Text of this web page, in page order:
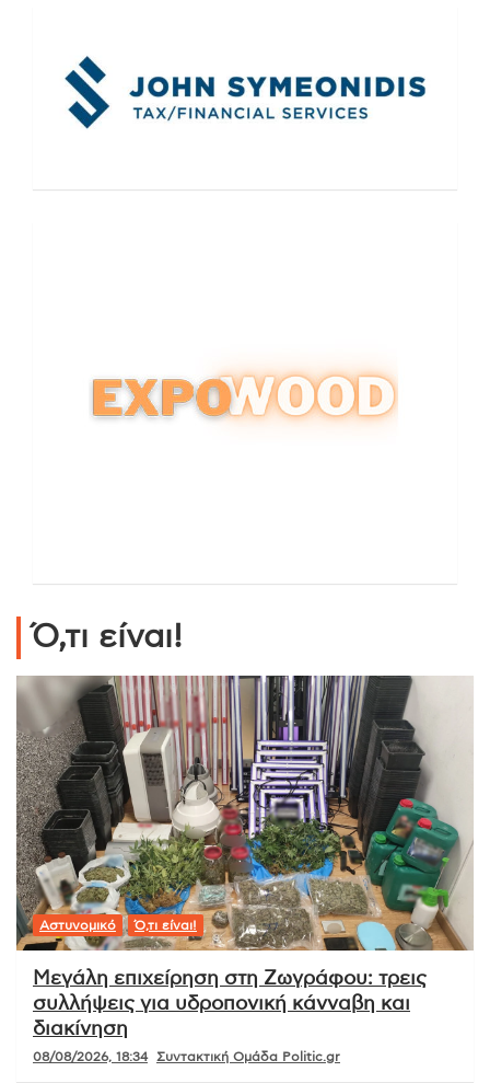
Ό,τι είναι!
Αστυνομικό Ό,τι είναι!
Μεγάλη επιχείρηση στη Ζωγράφου: τρεις
συλλήψεις για υδροπονική κάνναβη και
διακίνηση
08/08/2026, 18:34 Συντακτική Ομάδα Politic.gr